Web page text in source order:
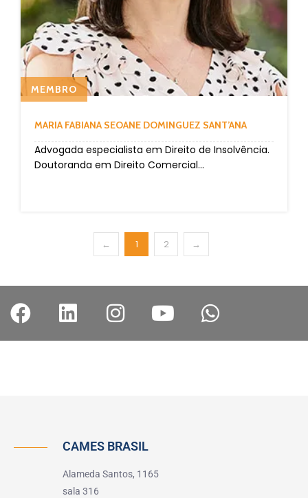
MEMBRO
MARIA FABIANA SEOANE DOMINGUEZ SANT’ANA
Advogada especialista em Direito de Insolvência.
Doutoranda em Direito Comercial...
← 1 2 →
CAMES BRASIL
Alameda Santos, 1165
sala 316